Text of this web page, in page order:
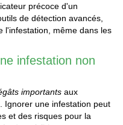
précoce d'un
de détection avancés,
l'infestation, même dans les
infestation non
importants aux
Ignorer une infestation peut
et des risques pour la